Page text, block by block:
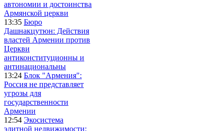
автономии и достоинства
Армянской церкви
13:35 Бюро
Дашнакцутюн: Действия
властей Армении против
Церкви
антиконституционны и
антинациональны
13:24 Блок "Армения":
Россия не представляет
угрозы для
государственности
Армении
12:54 Экосистема
элитной недвижимости: